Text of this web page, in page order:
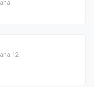
12